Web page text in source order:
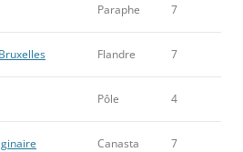
Paraphe 7
Flandre 7
Pôle 4
Canasta 7